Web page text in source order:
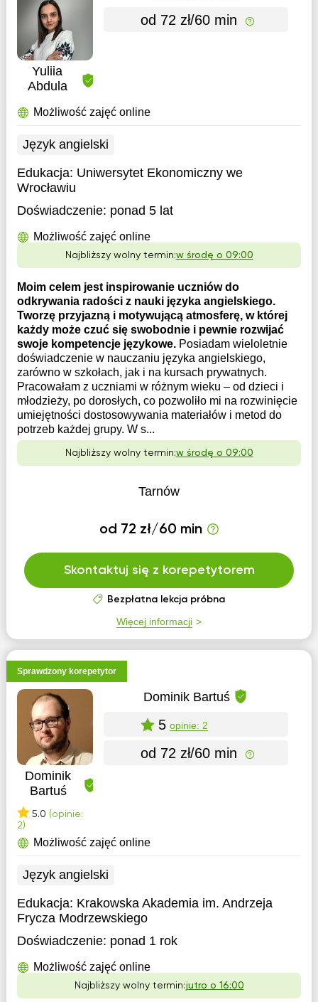
Yuliia
Abdula
od 72 zł/60 min
Możliwość zajęć online
Język angielski
Edukacja: Uniwersytet Ekonomiczny we
Wrocławiu
Doświadczenie: ponad 5 lat
Możliwość zajęć online
Najbliższy wolny termin:w środę o 09:00
Moim celem jest inspirowanie uczniów do
odkrywania radości z nauki języka angielskiego.
Tworzę przyjazną i motywującą atmosferę, w której
każdy może czuć się swobodnie i pewnie rozwijać
swoje kompetencje językowe. Posiadam wieloletnie
doświadczenie w nauczaniu języka angielskiego,
zarówno w szkołach, jak i na kursach prywatnych.
Pracowałam z uczniami w różnym wieku – od dzieci i
młodzieży, po dorosłych, co pozwoliło mi na rozwinięcie
umiejętności dostosowywania materiałów i metod do
potrzeb każdej grupy. W s...
Najbliższy wolny termin:w środę o 09:00
Tarnów
od 72 zł/60 min
Skontaktuj się z korepetytorem
Bezpłatna lekcja próbna
Więcej informacji
Sprawdzony korepetytor
Dominik
Bartuś
5.0 (opinie:
2)
Dominik Bartuś
5 opinie: 2
od 72 zł/60 min
Możliwość zajęć online
Język angielski
Edukacja: Krakowska Akademia im. Andrzeja
Frycza Modrzewskiego
Doświadczenie: ponad 1 rok
Możliwość zajęć online
Najbliższy wolny termin:jutro o 16:00